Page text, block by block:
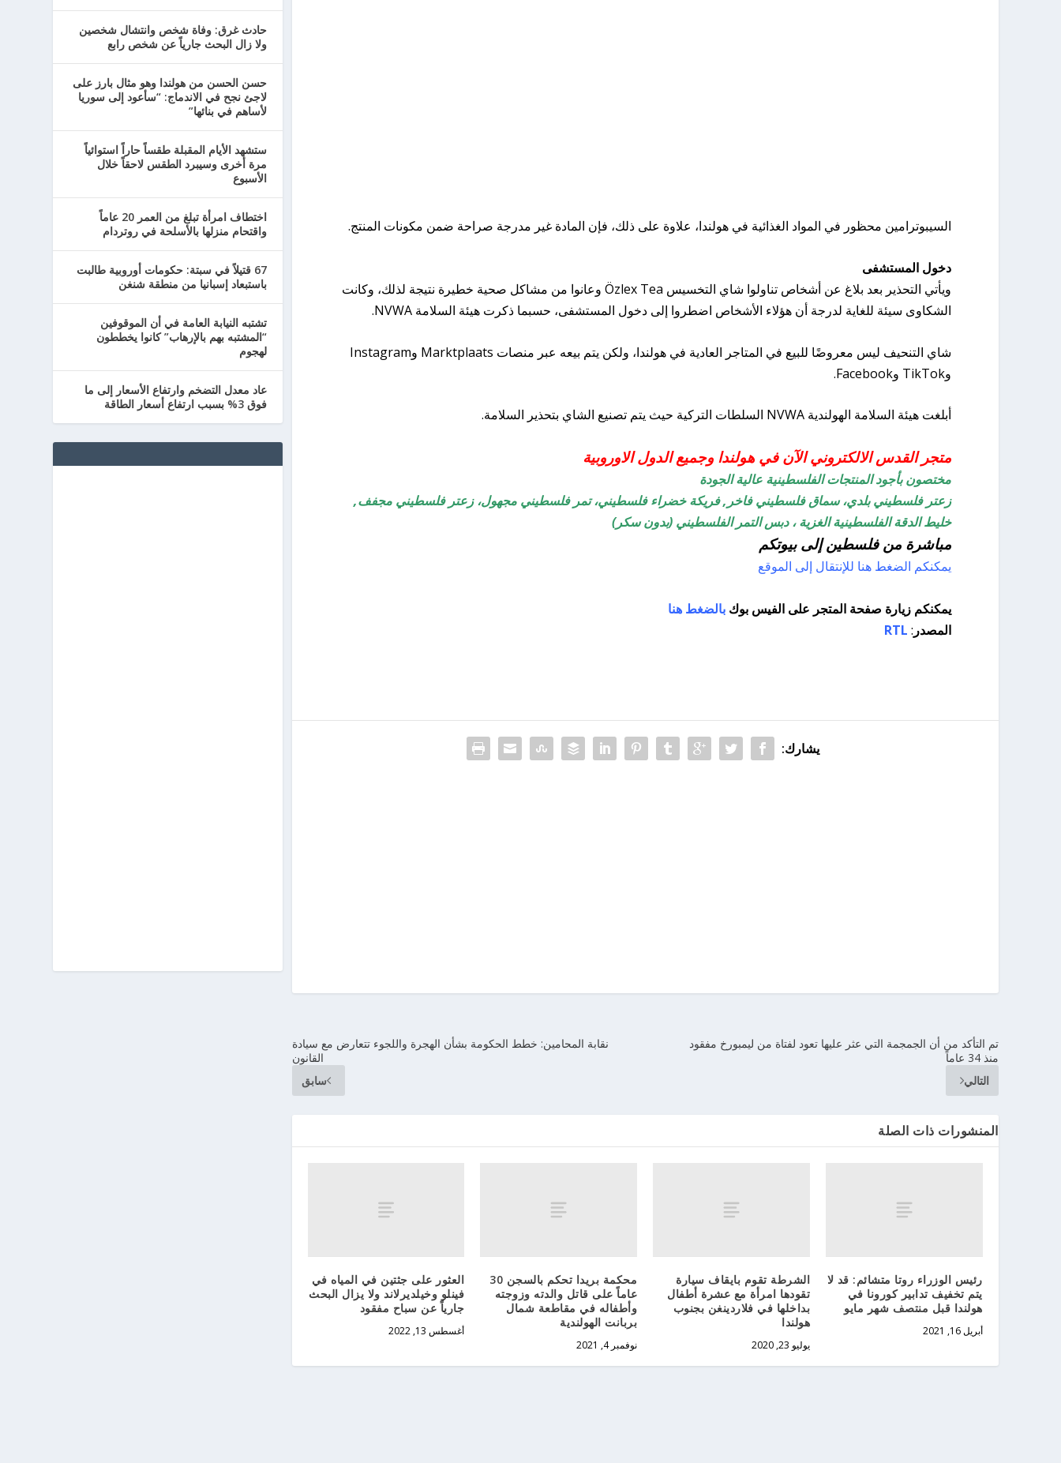
السيبوترامين محظور في المواد الغذائية في هولندا، علاوة على ذلك، فإن المادة غير مدرجة صراحة ضمن مكونات المنتج.
دخول المستشفى
ويأتي التحذير بعد بلاغ عن أشخاص تناولوا شاي التخسيس Özlex Tea وعانوا من مشاكل صحية خطيرة نتيجة لذلك، وكانت
الشكاوى سيئة للغاية لدرجة أن هؤلاء الأشخاص اضطروا إلى دخول المستشفى، حسبما ذكرت هيئة السلامة NVWA.
شاي التنحيف ليس معروضًا للبيع في المتاجر العادية في هولندا، ولكن يتم بيعه عبر منصات Marktplaats وInstagram
وTikTok وFacebook.
أبلغت هيئة السلامة الهولندية NVWA السلطات التركية حيث يتم تصنيع الشاي بتحذير السلامة.
متجر القدس الالكتروني الآن في هولندا وجميع الدول الاوروبية
مختصون بأجود المنتجات الفلسطينية عالية الجودة
زعتر فلسطيني بلدي، سماق فلسطيني فاخر, فريكة خضراء فلسطيني، تمر فلسطيني مجهول، زعتر فلسطيني مجفف,
خليط الدقة الفلسطينية الغزية ، دبس التمر الفلسطيني (بدون سكر)
مباشرة من فلسطين إلى بيوتكم
يمكنكم الضغط هنا للإنتقال إلى الموقع
يمكنكم زيارة صفحة المتجر على الفيس بوكبالضغط هنا
المصدر :
RTL
يشارك:
نقابة المحامين: خطط الحكومة بشأن الهجرة واللجوء تتعارض مع سيادة
القانون
سابق
تم التأكد من أن الجمجمة التي عثر عليها تعود لفتاة من ليمبورخ مفقود
منذ 34 عاماً
التالي
المنشورات ذات الصلة
رئيس الوزراء روتا متشائم: قد لا
يتم تخفيف تدابير كورونا في
هولندا قبل منتصف شهر مايو
أبريل 16, 2021
الشرطة تقوم بايقاف سيارة
تقودها امرأة مع عشرة أطفال
بداخلها في فلاردينغن بجنوب
هولندا
يوليو 23, 2020
محكمة بريدا تحكم بالسجن 30
عاماً على قاتل والدته وزوجته
وأطفاله في مقاطعة شمال
بربانت الهولندية
نوفمبر 4, 2021
العثور على جثتين في المياه في
فينلو وخيلديرلاند ولا يزال البحث
جارياً عن سباح مفقود
أغسطس 13, 2022
حادث غرق: وفاة شخص وانتشال شخصين
ولا زال البحث جارياً عن شخص رابع
حسن الحسن من هولندا وهو مثال بارز على
لاجئ نجح في الاندماج: “سأعود إلى سوريا
لأساهم في بنائها”
ستشهد الأيام المقبلة طقساً حاراً استوائياً
مرة أخرى وسيبرد الطقس لاحقاً خلال
الأسبوع
اختطاف امرأة تبلغ من العمر 20 عاماً
واقتحام منزلها بالأسلحة في روتردام
67 قتيلاً في سبتة: حكومات أوروبية طالبت
باستبعاد إسبانيا من منطقة شنغن
تشتبه النيابة العامة في أن الموقوفين
“المشتبه بهم بالإرهاب” كانوا يخططون
لهجوم
عاد معدل التضخم وارتفاع الأسعار إلى ما
فوق 3% بسبب ارتفاع أسعار الطاقة